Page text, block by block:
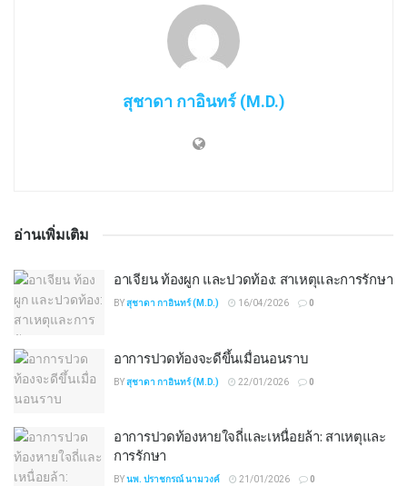
สุชาดา กาอินทร์ (M.D.)
อ่านเพิ่มเติม
อาเจียน ท้องผูก และปวดท้อง: สาเหตุและการรักษา
BYสุชาดา กาอินทร์ (M.D.) 16/04/2026 0
อาการปวดท้องจะดีขึ้นเมื่อนอนราบ
BYสุชาดา กาอินทร์ (M.D.) 22/01/2026 0
อาการปวดท้องหายใจถี่และเหนื่อยล้า: สาเหตุและ
การรักษา
BYนพ. ปราชกรณ์ นามวงค์ 21/01/2026 0